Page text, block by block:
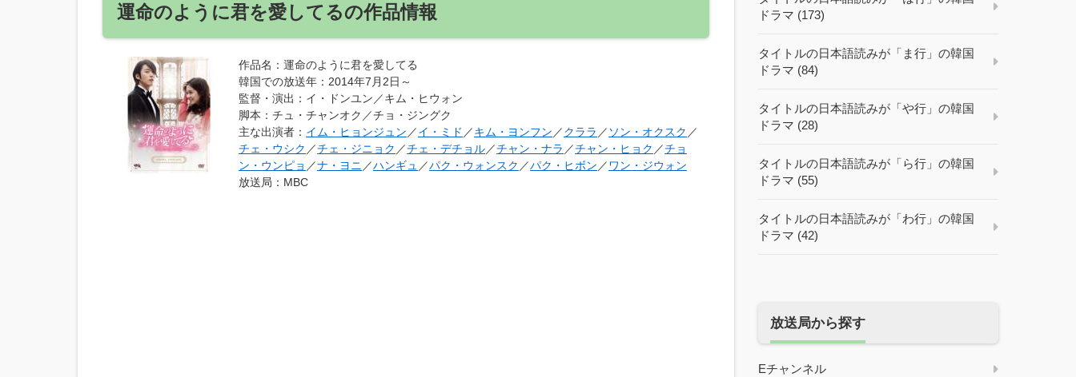
運命のように君を愛してるの作品情報
作品名 ：運命のように君を愛してる
韓国での放送年 ：2014年7月2日～
監督・演出 ：イ・ドンユン／キム・ヒウォン
脚本 ：チュ・チャンオク／チョ・ジングク
主な出演者 ： イム・ヒョンジュン ／イ・ミド ／キム・ヨンフン ／クララ ／ ソン・オクスク ／
チェ・ウシク ／チェ・ジニョク ／チェ・デチョル／チャン・ナラ ／チャン・ヒョク ／チョ
ン・ウンピョ ／ナ・ヨニ ／ハンギュ ／パク・ウォンスク ／パク・ヒボン ／ワン・ジウォン
放送局 ：MBC
ドラマ (173)
タイトルの日本語読みが「ま行」の韓国
ドラマ (84)
タイトルの日本語読みが「や行」の韓国
ドラマ (28)
タイトルの日本語読みが「ら行」の韓国
ドラマ (55)
タイトルの日本語読みが「わ行」の韓国
ドラマ (42)
放送局から探す
Eチャンネル